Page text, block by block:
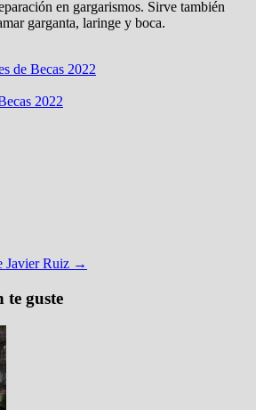
en gargarismos. Sirve también
garganta, laringe y boca.
de Becas 2022
2022
Javier Ruiz →
te guste